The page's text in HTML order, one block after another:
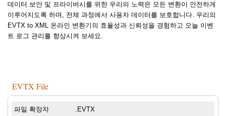
데이터 보안 및 프라이버시를 위한 우리의 노력은 모든 변환이 안전하게
이루어지도록 하며, 전체 과정에서 사용자 데이터를 보호합니다. 우리의
EVTX to XML 온라인 변환기의 효율성과 신뢰성을 경험하고 오늘 이벤
트 로그 관리를 향상시켜 보세요.
EVTX File
파일 확장자 .EVTX